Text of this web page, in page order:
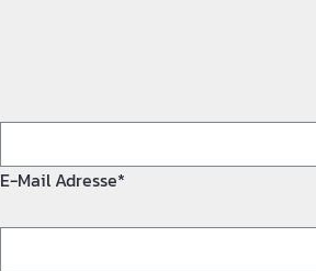
E-Mail Adresse*